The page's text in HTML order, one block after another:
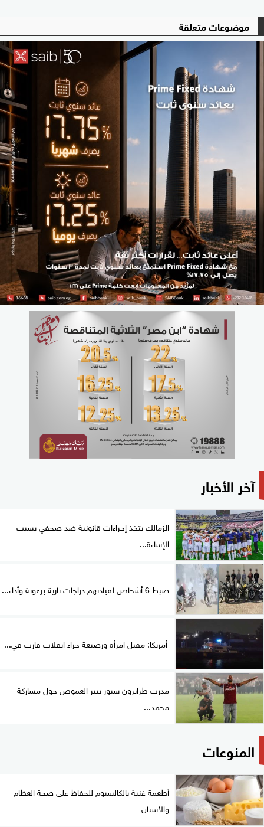
موضوعات متعلقة
آخر الأخبار
الزمالك يتخذ إجراءات قانونية ضد صحفي بسبب
الإساءة...
ضبط 6 أشخاص لقيادتهم دراجات نارية برعونة وأداء...
أمريكا: مقتل امرأة ورضيعة جراء انقلاب قارب في...
مدرب طرابزون سبور يثير الغموض حول مشاركة
محمد...
المنوعات
أطعمة غنية بالكالسيوم للحفاظ على صحة العظام
والأسنان